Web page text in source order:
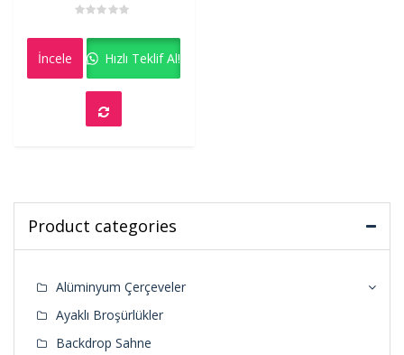
0
İncele Hızlı Teklif Al!
Product categories
Alüminyum Çerçeveler
Ayaklı Broşürlükler
Backdrop Sahne